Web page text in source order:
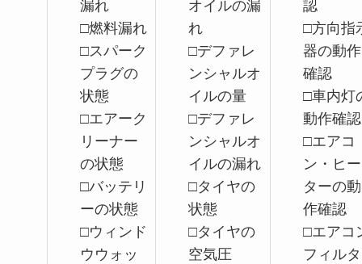
漏れ
□燃料漏れ
□スパーク
プラグの
状態
□エアーク
リーナー
の状態
□バッテリ
ーの状態
□ウィンド
ウウォッ
オイルの漏
れ
□デファレ
ンシャルオ
イルの量
□デファレ
ンシャルオ
イルの漏れ
□タイヤの
状態
□タイヤの
空気圧
認
□方向指
器の動作
確認
□車内灯
動作確認
□エアコ
ン・ヒー
ターの動
作確認
□エアコ
フィルタ